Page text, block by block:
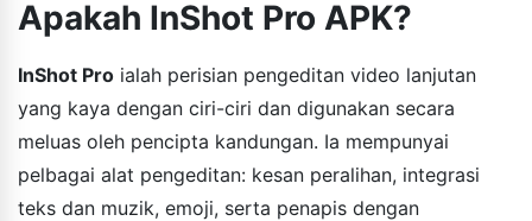
Apakah InShot Pro APK?
InShot Pro ialah perisian pengeditan video lanjutan
yang kaya dengan ciri-ciri dan digunakan secara
meluas oleh pencipta kandungan. Ia mempunyai
pelbagai alat pengeditan: kesan peralihan, integrasi
teks dan muzik, emoji, serta penapis dengan